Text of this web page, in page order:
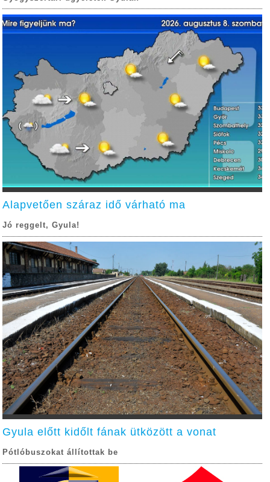
Alapvetően száraz idő várható ma
Jó reggelt, Gyula!
Gyula előtt kidőlt fának ütközött a vonat
Pótlóbuszokat állítottak be